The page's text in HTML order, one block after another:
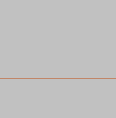
块领涨